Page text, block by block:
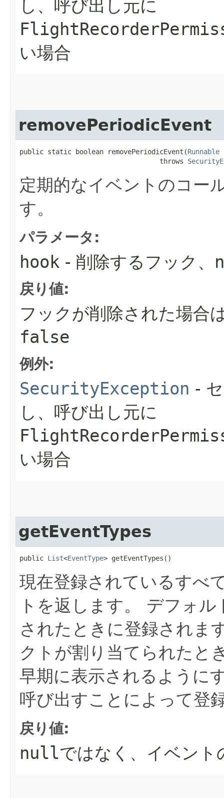
し、呼び出し元に
い場合
removePeriodicEvent
public static boolean removePeriodicEvent​(Runnable
                                   throws
定期的なイベントのコー
す。
パラメータ:
hook - 削除するフック、
戻り値:
フックが削除された場合
false
例外:
SecurityException -
し、呼び出し元に
い場合
getEventTypes
public List<EventType> getEventTypes()
現在登録されているすべ
トを返します。
デフォル
されたときに登録されま
クトが割り当てられたと
早期に表示されるように
呼び出すことによって登
戻り値:
nullではなく、イベント